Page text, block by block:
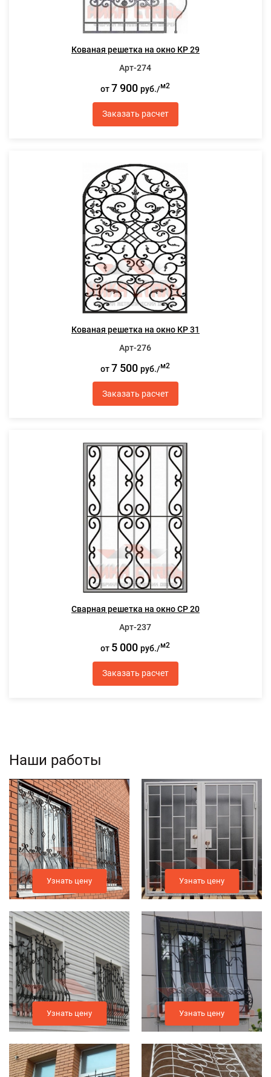
Кованая решетка на окно КР 29
Арт-274
от7 900руб./м2
Заказать расчет
Кованая решетка на окно КР 31
Арт-276
от7 500руб./м2
Заказать расчет
Сварная решетка на окно СР 20
Арт-237
от 5 000руб./м2
Заказать расчет
Наши работы
Узнать цену
Узнать цену
Узнать цену
Узнать цену